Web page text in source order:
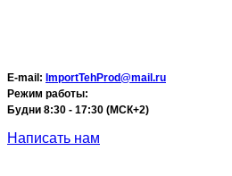
E-mail: ImportTehProd@mail.ru
Режим работы:
Будни 8:30 - 17:30 (МСК+2)
Написать нам